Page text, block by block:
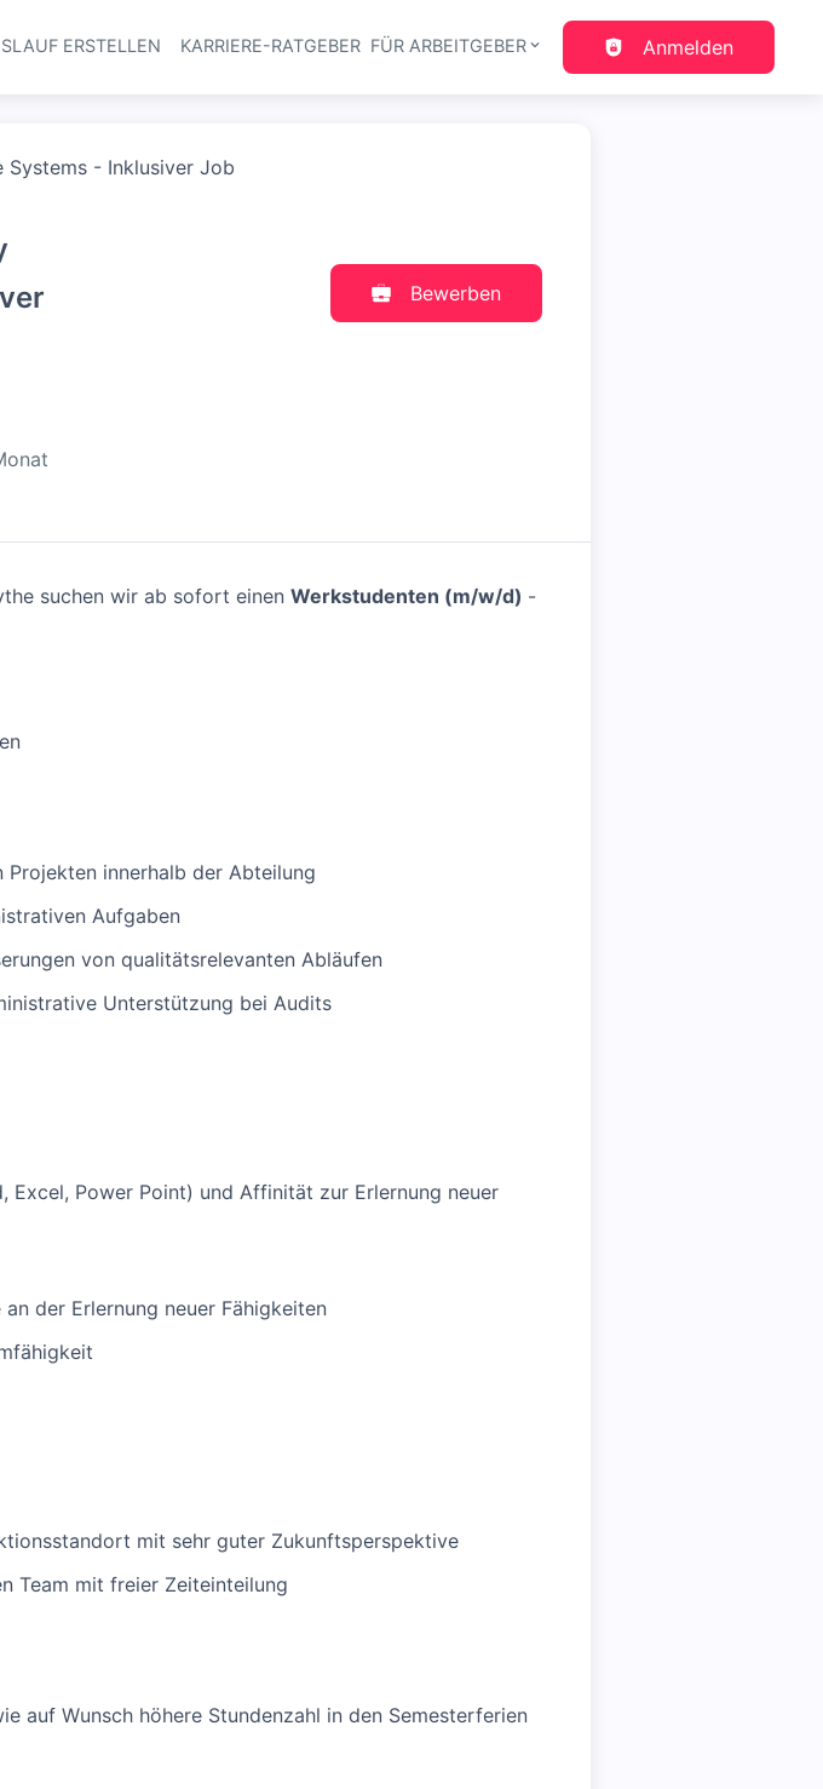
Haupt-Navigation
ERSTELLEN KARRIERE-RATGEBER FÜR ARBEITGEBER Anmelden
- Inklusiver Job
:
Bewerben
suchen wir ab sofort einen Werkstudenten (m/w/d) -
innerhalb der Abteilung
Aufgaben
von qualitätsrelevanten Abläufen
Unterstützung bei Audits
Excel, Power Point) und Affinität zur Erlernung neuer
der Erlernung neuer Fähigkeiten
mit sehr guter Zukunftsperspektive
Team mit freier Zeiteinteilung
auf Wunsch höhere Stundenzahl in den Semesterferien